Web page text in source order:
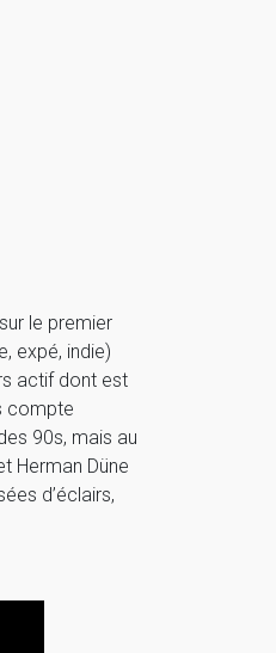
le premier
expé, indie)
actif dont est
compte
90s, mais au
Herman Düne
d’éclairs,